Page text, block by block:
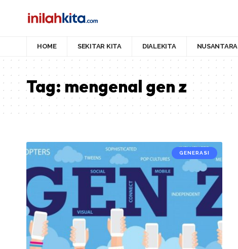
HOME SEKITAR KITA DIALEKITA NUSANTARA
Tag:mengenal gen z
GENERASI